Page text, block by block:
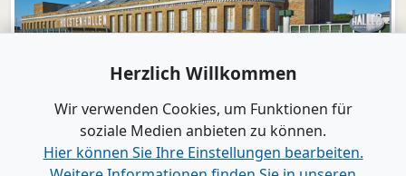
Herzlich Willkommen
Wir verwenden Cookies, um Funktionen für
soziale Medien anbieten zu können.
Hier können Sie Ihre Einstellungen bearbeiten.